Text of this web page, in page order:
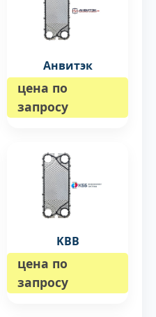
Анвитэк
цена по
запросу
KBB
цена по
запросу